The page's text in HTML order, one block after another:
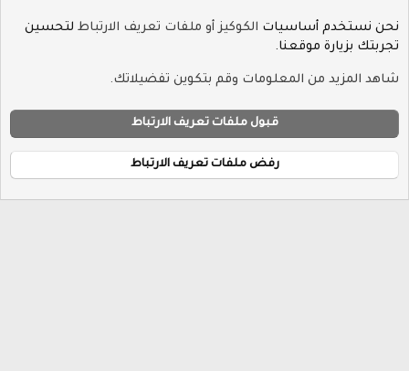
سياسة الخصوصية
الرئيسية
S
®
نحن نستخدم أساسيات الكوكيز أو ملفات تعريف الارتباط لتحسين
تجربتك بزيارة موقعنا.
شاهد المزيد من المعلومات وقم بتكوين تفضيلاتك.
قبول ملفات تعريف الارتباط
رفض ملفات تعريف الارتباط